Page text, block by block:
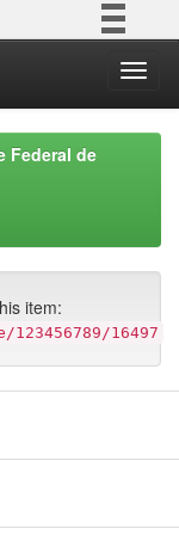
à informação
Federal de
item:
16497